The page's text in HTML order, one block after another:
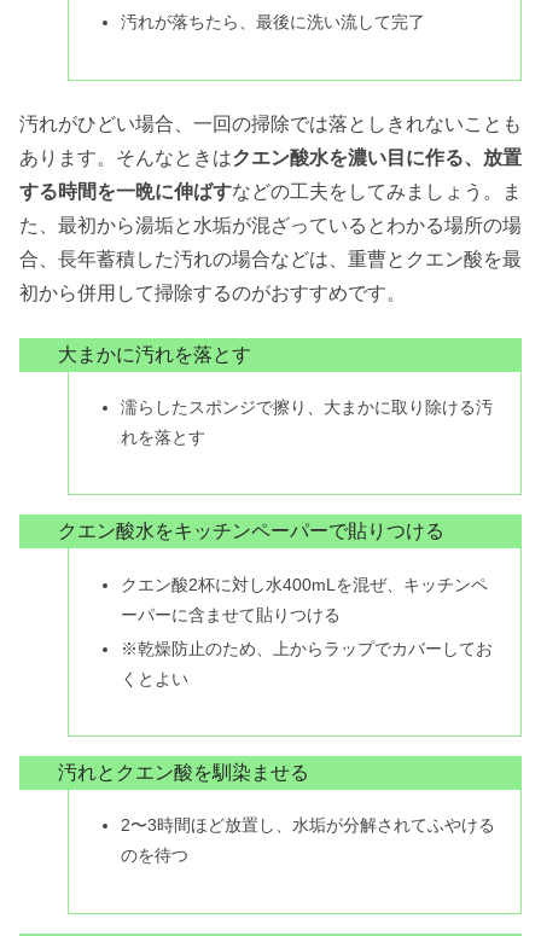
汚れが落ちたら、最後に洗い流して完了
汚れがひどい場合、一回の掃除では落としきれないことも
あります。そんなときはクエン酸水を濃い目に作る、放置
する時間を一晩に伸ばすなどの工夫をしてみましょう。ま
た、最初から湯垢と水垢が混ざっているとわかる場所の場
合、長年蓄積した汚れの場合などは、重曹とクエン酸を最
初から併用して掃除するのがおすすめです。
大まかに汚れを落とす
濡らしたスポンジで擦り、大まかに取り除ける汚
れを落とす
クエン酸水をキッチンペーパーで貼りつける
クエン酸2杯に対し水400mLを混ぜ、キッチンペ
ーパーに含ませて貼りつける
※乾燥防止のため、上からラップでカバーしてお
くとよい
汚れとクエン酸を馴染ませる
2〜3時間ほど放置し、水垢が分解されてふやける
のを待つ